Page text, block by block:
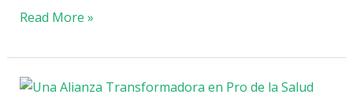
Read More »
Fundación